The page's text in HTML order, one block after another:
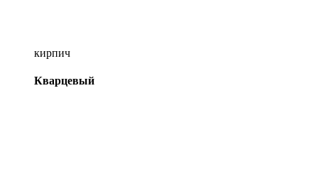
кирпич
Кварцевый